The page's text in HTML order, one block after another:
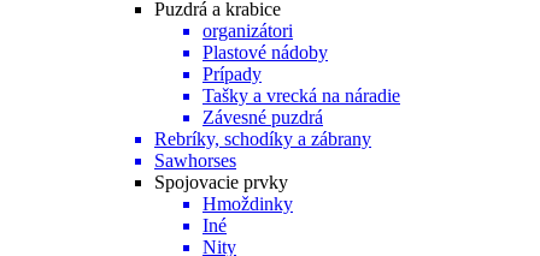
Puzdrá a krabice
organizátori
Plastové nádoby
Prípady
Tašky a vrecká na náradie
Závesné puzdrá
Rebríky, schodíky a zábrany
Sawhorses
Spojovacie prvky
Hmoždinky
Iné
Nity